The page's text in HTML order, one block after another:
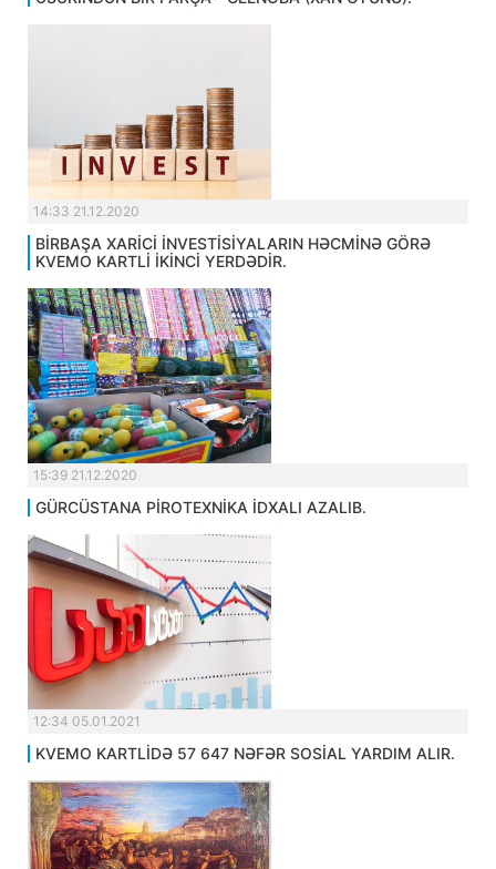
14:33 21.12.2020
BİRBAŞA XARİCİ İNVESTİSİYALARIN HƏCMİNƏ GÖRƏ
KVEMO KARTLİ İKİNCİ YERDƏDİR.
15:39 21.12.2020
GÜRCÜSTANA PİROTEXNİKA İDXALI AZALIB.
12:34 05.01.2021
KVEMO KARTLİDƏ 57 647 NƏFƏR SOSİAL YARDIM ALIR.